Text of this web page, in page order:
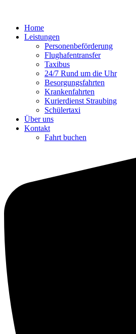
Home
Leistungen
Personenbeförderung
Flughafentransfer
Taxibus
24/7 Rund um die Uhr
Besorgungsfahrten
Krankenfahrten
Kurierdienst Straubing
Schülertaxi
Über uns
Kontakt
Fahrt buchen